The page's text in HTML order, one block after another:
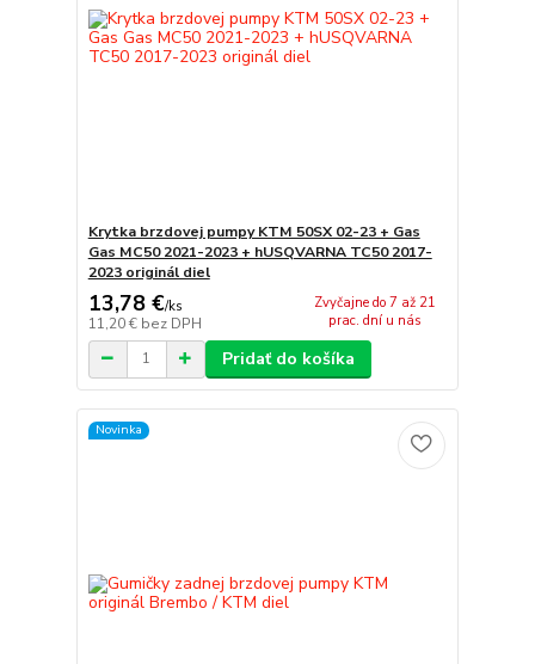
Krytka brzdovej pumpy KTM 50SX 02-23 + Gas
Gas MC50 2021-2023 + hUSQVARNA TC50 2017-
2023 originál diel
13,78 €/ks
11,20 € bez DPH
Zvyčajne do 7 až 21
prac. dní u nás
Pridať do košíka
Novinka